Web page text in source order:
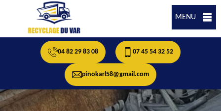
MENU
04 82 29 83 08 07 45 54 32 52
pinokarl58@gmail.com